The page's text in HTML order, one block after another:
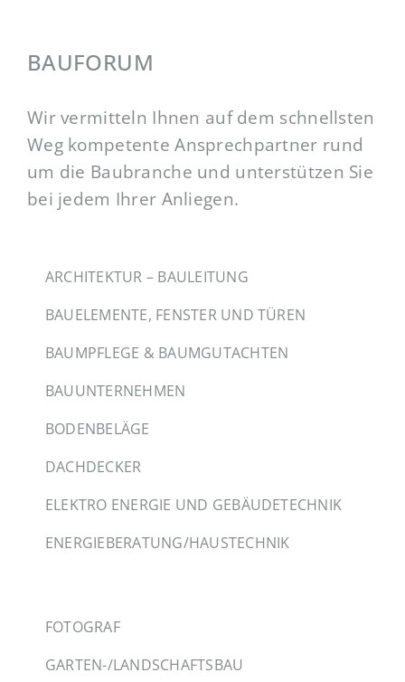
BAUFORUM
Wir vermitteln Ihnen auf dem schnellsten
Weg kompetente Ansprechpartner rund
um die Baubranche und unterstützen Sie
bei jedem Ihrer Anliegen.
ARCHITEKTUR – BAULEITUNG
BAUELEMENTE, FENSTER UND TÜREN
BAUMPFLEGE & BAUMGUTACHTEN
BAUUNTERNEHMEN
BODENBELÄGE
DACHDECKER
ELEKTRO ENERGIE UND GEBÄUDETECHNIK
ENERGIEBERATUNG/HAUSTECHNIK
FOTOGRAF
GARTEN-/LANDSCHAFTSBAU